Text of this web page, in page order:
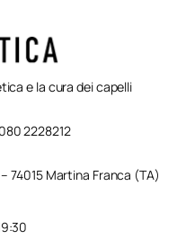
e la cura dei capelli
2228212
74015 Martina Franca (TA)